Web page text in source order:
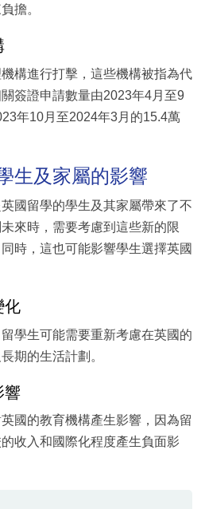
擔。
構進行打擊，這些機構被指為代
簽證申請數量由2023年4月至9
年10月至2024年3月的15.4萬
生及家屬的影響
國留學的學生及其家屬帶來了不
來時，需要考慮到這些新的限
時，這也可能影響學生選擇英國
化
學生可能需要重新考慮在英國的
期的生活計劃。
響
國的教育機構產生影響，因為留
收入和國際化程度產生負面影